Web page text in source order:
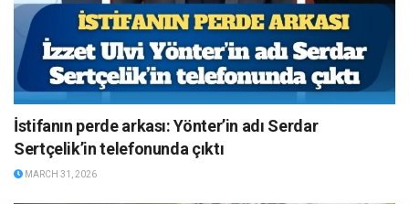
İstifanın perde arkası: Yönter’in adı Serdar
Sertçelik’in telefonunda çıktı
MARCH 31, 2026